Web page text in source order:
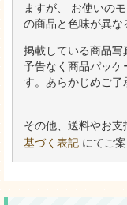
ますが、 お使いの
の商品と色味が異な
掲載している商品写
予告なく商品パッ
す。あらかじめご了
その他、送料やお
基づく表記 にてご